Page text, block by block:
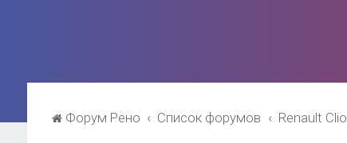
Форум Рено Список форумов Renault Clio